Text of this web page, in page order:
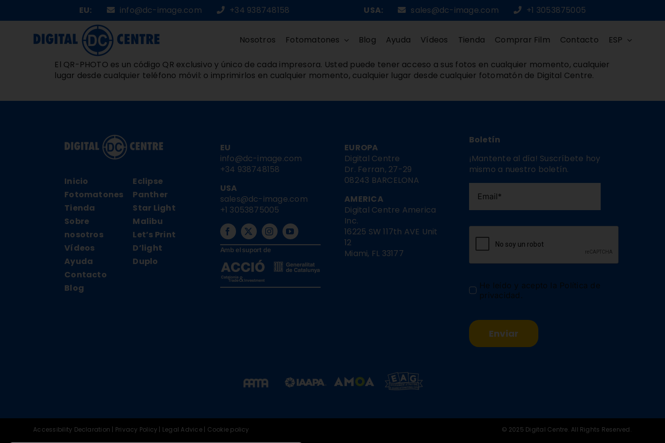
to
EU: info@dc-image.com +34 938748158 USA: sales@dc-image.com +1 3053875005
Nosotros Fotomatones Blog Ayuda Vídeos Tienda Comprar Film Contacto ESP
El QR-PHOTO es un código QR exclusivo y único de cada impresora. Usted puede tener acceso a sus fotos en cualquier momento, cualquier
lugar desde cualquier teléfono móvil: o imprimirlos en cualquier momento, cualquier lugar desde cualquier fotomatón de Digital Centre.
Inicio
Fotomatones
Tienda
Sobre
nosotros
Vídeos
Ayuda
Contacto
Blog
Eclipse
Panther
Star Light
Malibu
Let’s Print
D’light
Duplo
EU
info@dc-image.com
+34 938748158
USA
sales@dc-image.com
+1 3053875005
Amb el suport de
EUROPA
Digital Centre
Dr. Ferran, 27-29
08243 BARCELONA
AMERICA
Digital Centre America
Inc.
16225 SW 117th AVE Unit
12
Miami, FL 33177
Boletín
¡Mantente al día! Suscríbete hoy
mismo a nuestro boletín.
He leído y acepto la Política de
privacidad .
Enviar
Accessibility Declaration | Privacy Policy | Legal Advice| Cookie policy © 2025 Digital Centre. All Rights Reserved.